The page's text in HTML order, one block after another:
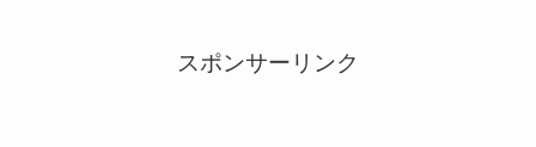
スポンサーリンク